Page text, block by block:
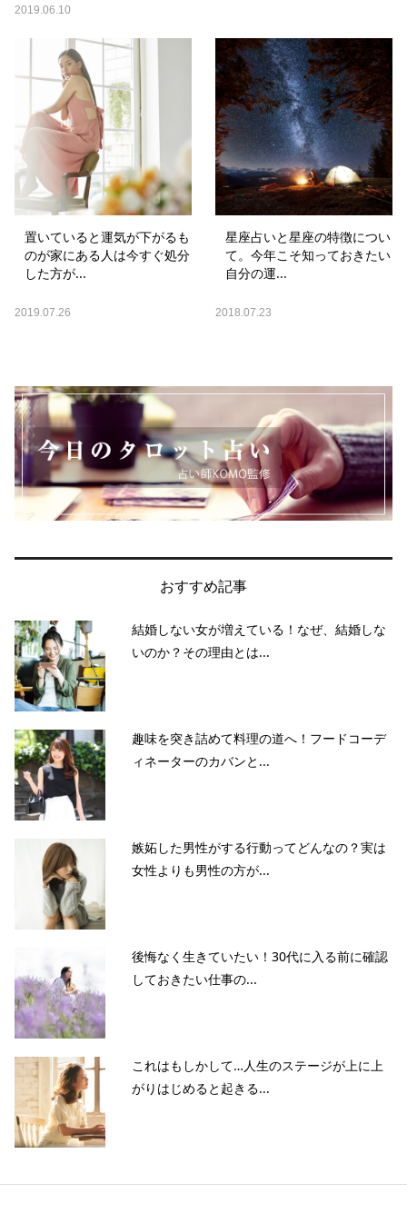
2019.06.10
置いていると運気が下がるも
のが家にある人は今すぐ処分
した方が...
2019.07.26
星座占いと星座の特徴につい
て。今年こそ知っておきたい
自分の運...
2018.07.23
おすすめ記事
結婚しない女が増えている！なぜ、結婚しな
いのか？その理由とは...
趣味を突き詰めて料理の道へ！フードコーデ
ィネーターのカバンと...
嫉妬した男性がする行動ってどんなの？実は
女性よりも男性の方が...
後悔なく生きていたい！30代に入る前に確認
しておきたい仕事の...
これはもしかして…人生のステージが上に上
がりはじめると起きる...